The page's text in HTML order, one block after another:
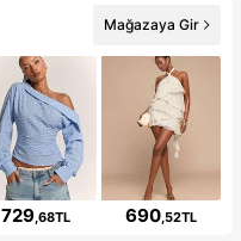
Mağazaya Gir
729,68TL 690,52TL